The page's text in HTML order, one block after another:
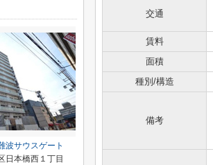
交通
賃料
面積
種別/構造
備考
波サウスゲート
日本橋西１丁目